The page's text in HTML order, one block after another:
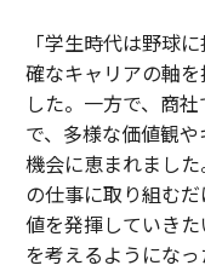
「学生時代は野球
確なキャリアの軸
した。一方で、商
で、多様な価値観
機会に恵まれまし
の仕事に取り組む
値を発揮していき
を考えるようになっ